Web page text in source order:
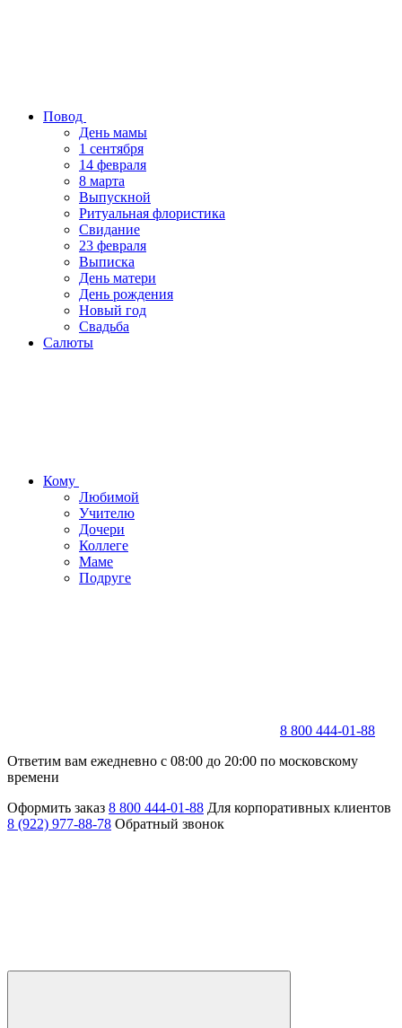
Повод
День мамы
1 сентября
14 февраля
8 марта
Выпускной
Ритуальная флористика
Свидание
23 февраля
Выписка
День матери
День рождения
Новый год
Свадьба
Салюты
Кому
Любимой
Учителю
Дочери
Коллеге
Маме
Подруге
8 800 444-01-88
Ответим вам ежедневно с 08:00 до 20:00 по московскому
времени
Оформить заказ 8 800 444-01-88 Для корпоративных клиентов
8 (922) 977-88-78 Обратный звонок